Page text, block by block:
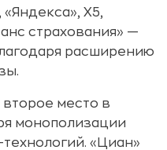
X5,
страхования» —
расширению
второе место в
монополизации
«Циан»